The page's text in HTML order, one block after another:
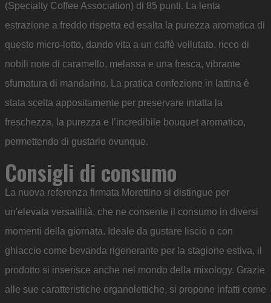
(Specialty Coffee Association) di 85 punti. La lenta
estrazione a freddo rispetta ed esalta la purezza aromatica di
questo micro-lotto, dando vita a un caffè vellutato, ricco di
nobili note di caramello, melassa e una fresca, vibrante
sfumatura di mandarino. La pratica confezione in lattina è
stata scelta appositamente per preservare intatta la
freschezza, la purezza e l’incredibile bouquet aromatico,
permettendo di gustarlo ovunque.
Consigli di consumo
La nuova referenza firmata Morettino si distingue per
un'elevata versatilità, che ne consente il consumo in diversi
momenti della giornata. Ideale da gustare liscio o con
ghiaccio come bevanda rigenerante per la stagione estiva, il
prodotto si inserisce anche nel mondo della mixology. Grazie
alle sue caratteristiche organolettiche, si propone infatti come